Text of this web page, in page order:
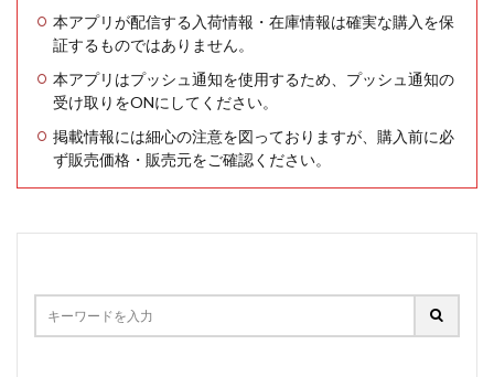
本アプリが配信する入荷情報・在庫情報は確実な購入を保
証するものではありません。
本アプリはプッシュ通知を使用するため、プッシュ通知の
受け取りをONにしてください。
掲載情報には細心の注意を図っておりますが、購入前に必
ず販売価格・販売元をご確認ください。